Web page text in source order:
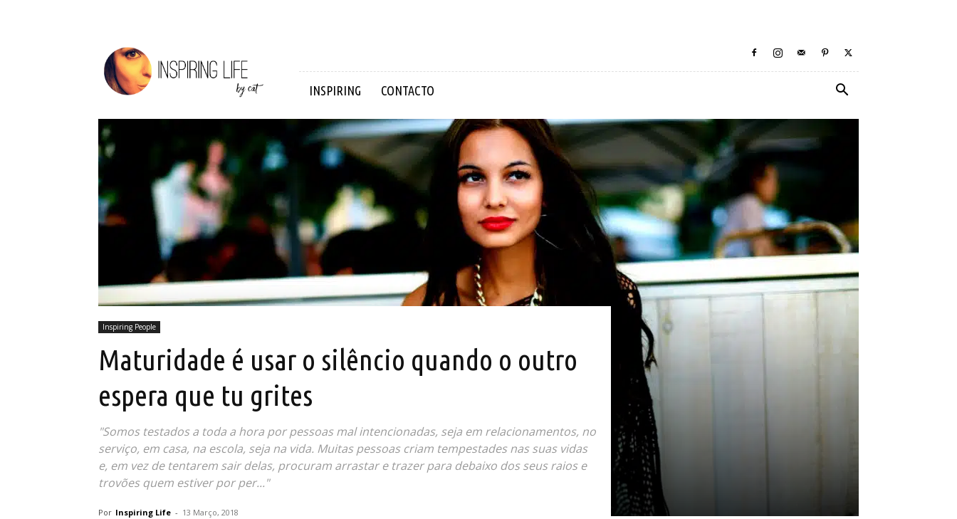
Inspiring
Life
INSPIRING CONTACTO
Inspiring People
Maturidade é usar o silêncio quando o outro
espera que tu grites
"Somos testados a toda a hora por pessoas mal intencionadas, seja em relacionamentos, no
serviço, em casa, na escola, seja na vida. Muitas pessoas criam tempestades nas suas vidas
e, em vez de tentarem sair delas, procuram arrastar e trazer para debaixo dos seus raios e
trovões quem estiver por per..."
Por Inspiring Life - 13 Março, 2018